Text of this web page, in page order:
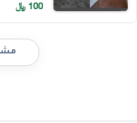
100 ﷼